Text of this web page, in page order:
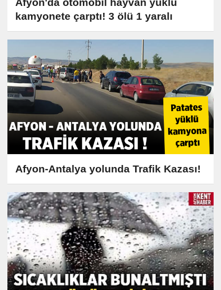
Afyon'da otomobil hayvan yüklü
kamyonete çarptı! 3 ölü 1 yaralı
Afyon-Antalya yolunda Trafik Kazası!